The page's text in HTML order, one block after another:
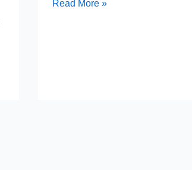
Introduction
Read More »